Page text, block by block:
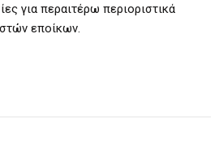
για περαιτέρω περιοριστικά
εποίκων.